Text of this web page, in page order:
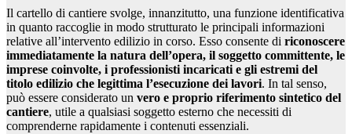
Il cartello di cantiere svolge, innanzitutto, una funzione identificativa
in quanto raccoglie in modo strutturato le principali informazioni
relative all’intervento edilizio in corso. Esso consente di riconoscere
immediatamente la natura dell’opera, il soggetto committente, le
imprese coinvolte, i professionisti incaricati e gli estremi del
titolo edilizio che legittima l’esecuzione dei lavori. In tal senso,
può essere considerato un vero e proprio riferimento sintetico del
cantiere, utile a qualsiasi soggetto esterno che necessiti di
comprenderne rapidamente i contenuti essenziali.